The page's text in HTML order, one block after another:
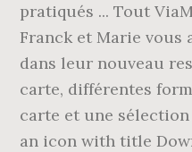
pratiqués ... Tout
Franck et Marie vous
dans leur nouveau
carte, différentes
carte et une
an icon with title